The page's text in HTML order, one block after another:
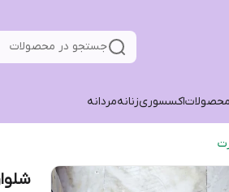
جستجو در محصولات
اکسسوریزنانهمردانه